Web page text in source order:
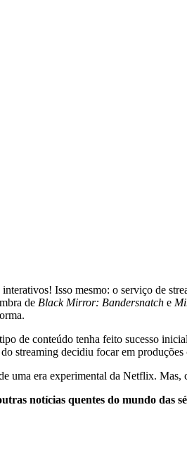
Isso mesmo: o serviço de
de Black Mirror: Bandersnatch e
de conteúdo tenha feito sucesso
streaming decidiu focar em
uma era experimental da Netflix.
notícias quentes do mundo das